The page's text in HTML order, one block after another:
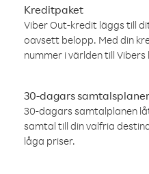
Kreditpaket
Viber Out-kredit läggs till
oavsett belopp. Med din
nummer i världen till Vibers
30-dagars samtalsplaner
30-dagars samtalplanen
samtal till din valfria
låga priser.